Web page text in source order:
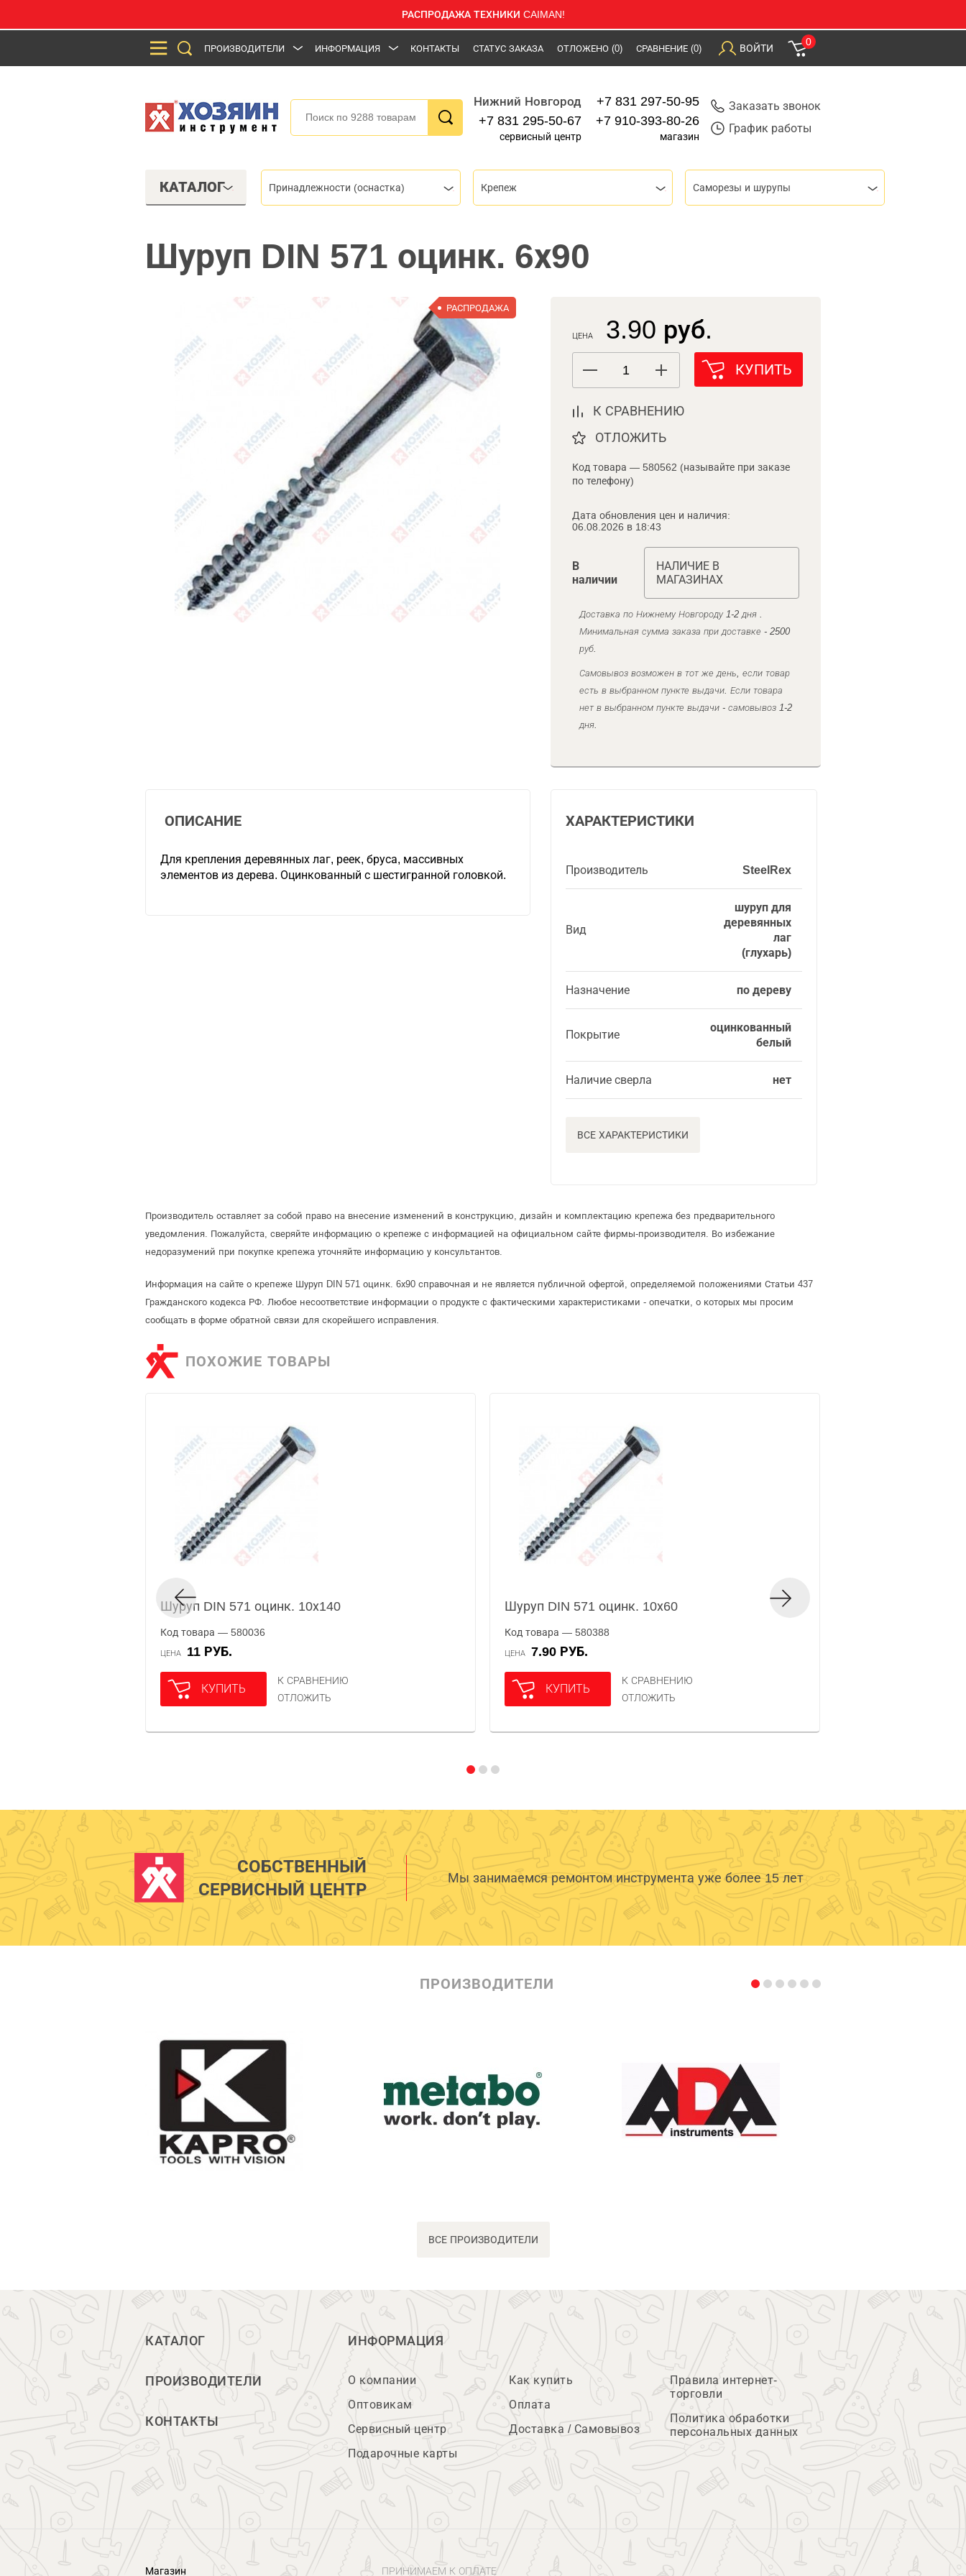
РАСПРОДАЖА ТЕХНИКИ CAIMAN!
ПРОИЗВОДИТЕЛИ ИНФОРМАЦИЯ КОНТАКТЫ СТАТУС ЗАКАЗА ОТЛОЖЕНО (0) СРАВНЕНИЕ (0) ВОЙТИ
0
Нижний Новгород
+7 831 295-50-67
сервисный центр
+7 831 297-50-95
+7 910-393-80-26
магазин
Заказать звонок
График работы
КАТАЛОГ Принадлежности (оснастка) Крепеж Саморезы и шурупы
Шуруп DIN 571 оцинк. 6х90
РАСПРОДАЖА
ЦЕНА 3.90 руб.
КУПИТЬ
К СРАВНЕНИЮ
ОТЛОЖИТЬ
Код товара — 580562 (называйте при заказе
по телефону)
Дата обновления цен и наличия:
06.08.2026 в 18:43
В
наличии
НАЛИЧИЕ В
МАГАЗИНАХ
Доставка по Нижнему Новгороду 1-2 дня .
Минимальная сумма заказа при доставке - 2500
руб.
Самовывоз возможен в тот же день, если товар
есть в выбранном пункте выдачи. Если товара
нет в выбранном пункте выдачи - самовывоз 1-2
дня.
ХАРАКТЕРИСТИКИ
Производитель SteelRex
Вид
шуруп для
деревянных
лаг
(глухарь)
Назначение по дереву
Покрытие
оцинкованный
белый
Наличие сверла нет
ВСЕ ХАРАКТЕРИСТИКИ
ОПИСАНИЕ
Для крепления деревянных лаг, реек, бруса, массивных
элементов из дерева. Оцинкованный с шестигранной головкой.
Производитель оставляет за собой право на внесение изменений в конструкцию, дизайн и комплектацию крепежа без предварительного
уведомления. Пожалуйста, сверяйте информацию о крепеже с информацией на официальном сайте фирмы-производителя. Во избежание
недоразумений при покупке крепежа уточняйте информацию у консультантов.
Информация на сайте о крепеже Шуруп DIN 571 оцинк. 6х90 справочная и не является публичной офертой, определяемой положениями Статьи 437
Гражданского кодекса РФ. Любое несоответствие информации о продукте с фактическими характеристиками - опечатки, о которых мы просим
сообщать в форме обратной связи для скорейшего исправления.
ПОХОЖИЕ ТОВАРЫ
Шуруп DIN 571 оцинк. 10х140
Код товара — 580036
ЦЕНА 11 РУБ.
КУПИТЬ
К СРАВНЕНИЮ
ОТЛОЖИТЬ
Шуруп DIN 571 оцинк. 10х60
Код товара — 580388
ЦЕНА 7.90 РУБ.
КУПИТЬ
К СРАВНЕНИЮ
ОТЛОЖИТЬ
СОБСТВЕННЫЙ
СЕРВИСНЫЙ ЦЕНТР
Мы занимаемся ремонтом инструмента уже более 15 лет
ПРОИЗВОДИТЕЛИ
ВСЕ ПРОИЗВОДИТЕЛИ
КАТАЛОГ
ПРОИЗВОДИТЕЛИ
КОНТАКТЫ
ИНФОРМАЦИЯ
О компании
Оптовикам
Сервисный центр
Подарочные карты
Как купить
Оплата
Доставка / Самовывоз
Правила интернет-
торговли
Политика обработки
персональных данных
Магазин ПРИНИМАЕМ К ОПЛАТЕ